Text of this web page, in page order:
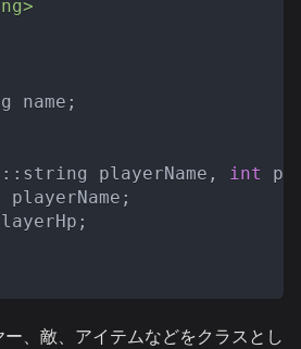
name ;
:: string playerName , int
playerName ;
;
、敵、アイテムなどをクラスとし